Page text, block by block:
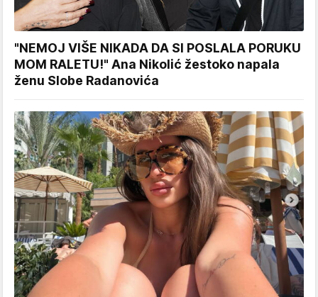
"NEMOJ VIŠE NIKADA DA SI POSLALA PORUKU
MOM RALETU!" Ana Nikolić žestoko napala
ženu Slobe Radanovića